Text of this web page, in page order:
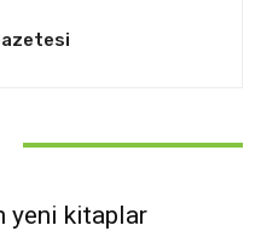
yeni kitaplar